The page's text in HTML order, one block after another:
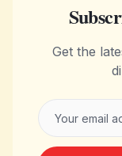
Get the